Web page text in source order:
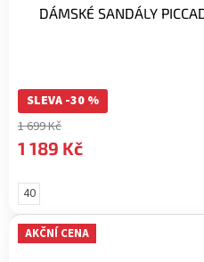
DÁMSKÉ SANDÁLY
SLEVA -30 %
1 699 Kč
1 189 Kč
40
AKČNÍ CENA